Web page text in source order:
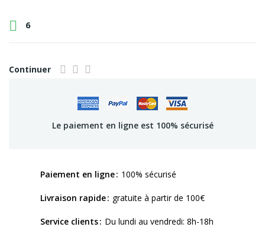
 6
Continuer
Le paiement en ligne est 100% sécurisé
Paiement en ligne 100% sécurisé
Livraison rapide gratuite à partir de 100€
Service clients Du lundi au vendredi: 8h-18h